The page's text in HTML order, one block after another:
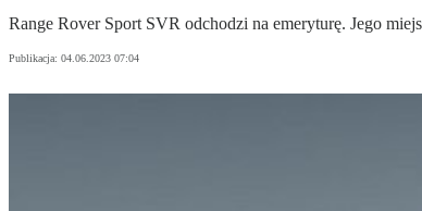
Range Rover Sport SVR odchodzi na emeryturę. Jego
Publikacja: 04.06.2023 07:04